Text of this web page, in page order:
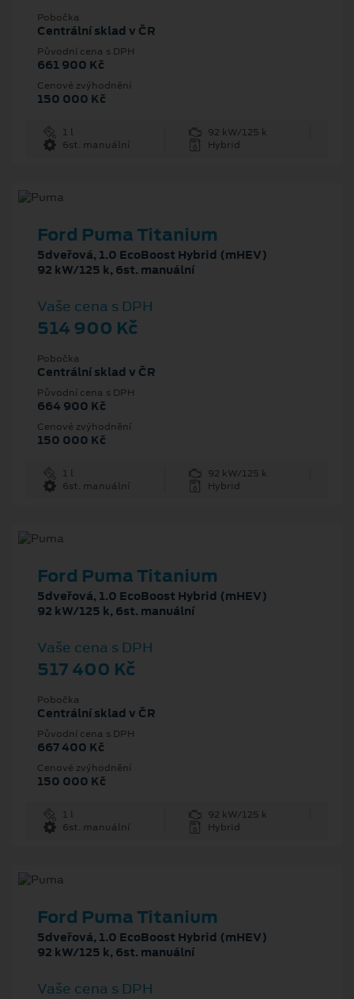
Pobočka
Centrální sklad v ČR
Původní cena s DPH
661 900 Kč
Cenové zvýhodnění
150 000 Kč
1 l
92 kW/125 k
6st. manuální
Hybrid
Ford Puma Titanium
5dveřová, 1.0 EcoBoost Hybrid (mHEV)
92 kW/125 k, 6st. manuální
Vaše cena s DPH
514 900 Kč
Pobočka
Centrální sklad v ČR
Původní cena s DPH
664 900 Kč
Cenové zvýhodnění
150 000 Kč
1 l
92 kW/125 k
6st. manuální
Hybrid
Ford Puma Titanium
5dveřová, 1.0 EcoBoost Hybrid (mHEV)
92 kW/125 k, 6st. manuální
Vaše cena s DPH
517 400 Kč
Pobočka
Centrální sklad v ČR
Původní cena s DPH
667 400 Kč
Cenové zvýhodnění
150 000 Kč
1 l
92 kW/125 k
6st. manuální
Hybrid
Ford Puma Titanium
5dveřová, 1.0 EcoBoost Hybrid (mHEV)
92 kW/125 k, 6st. manuální
Vaše cena s DPH